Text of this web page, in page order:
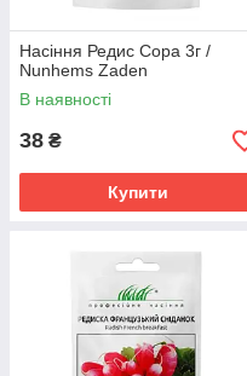
Насіння Редис Сора 3г /
Nunhems Zaden
В наявності
38 ₴
Купити